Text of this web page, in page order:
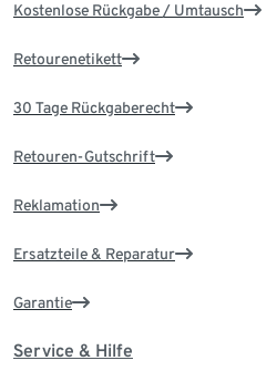
Kostenlose Rückgabe / Umtausch
Retourenetikett
30 Tage Rückgaberecht
Retouren-Gutschrift
Reklamation
Ersatzteile & Reparatur
Garantie
Service & Hilfe